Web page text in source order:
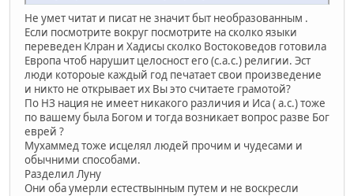
Не умет читат и писат не значит быт необразованным .
Если посмотрите вокруг посмотрите на сколко языки
переведен Клран и Хадисы сколко Востоковедов готовила
Европа чтоб нарушит целосност его (с.а.с.) религии. Эст
люди котороые каждый год печатает свои произведение
и никто не открывает их Вы это считаете грамотой?
По НЗ нация не имеет никакого различия и Иса ( а.с.) тоже
по вашему была Богом и тогда возникает вопрос разве Бог
еврей ?
Мухаммед тоже исцелял людей прочим и чудесами и
обычними способами.
Разделил Луну
Они оба умерли естествынным путем и не воскресли